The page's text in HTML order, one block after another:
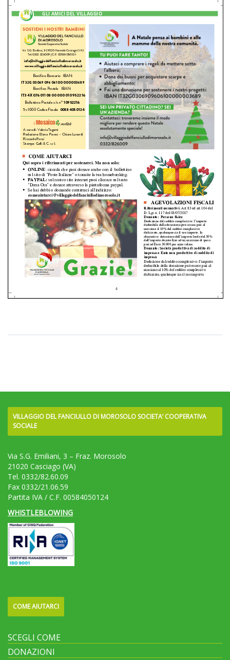
VILLAGGIO DEL FANCIULLO DI MOROSOLO SOCIETA’ COOPERATIVA
SOCIALE
Via S.G. Emiliani, 3 – Fraz. Morosolo
21020 Casciago (VA)
Tel. 0332/82.60.09
Fax 0332/21.06.59
Partita IVA / C.F. 00584050124
WHISTLEBLOWING
COME AIUTARCI
SCEGLI COME
DONAZIONI